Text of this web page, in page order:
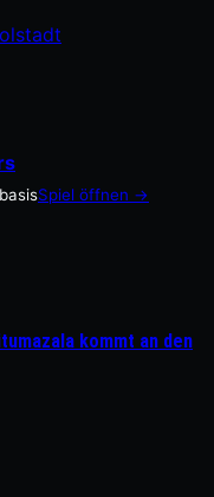
Spiel öffnen →
kommt an den